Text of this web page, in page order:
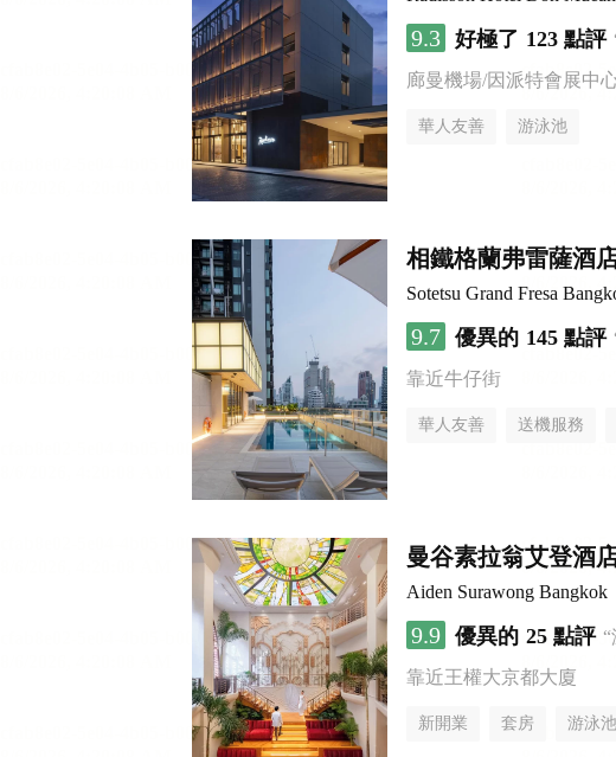
9.3 好極了 123 點評
廊曼機場/因派特會展中
華人友善 游泳池
相鐵格蘭弗雷薩酒
Sotetsu Grand Fresa
9.7 優異的 145 點評
靠近牛仔街
華人友善 送機服務
曼谷素拉翁艾登酒
Aiden Surawong Bangkok
9.9 優異的 25 點評
靠近王權大京都大廈
新開業 套房 游泳池